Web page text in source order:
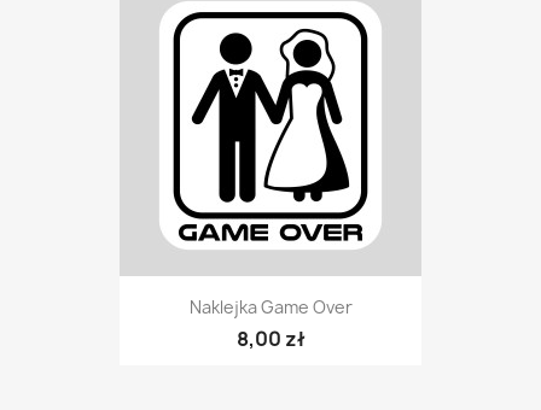
Naklejka Game Over
8,00 zł